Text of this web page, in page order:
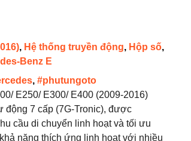
, Hệ thống truyền động, Hộp số,
Benz E
, #phutungoto
E250/ E300/ E400 (2009-2016)
động 7 cấp (7G-Tronic), được
cầu di chuyển linh hoạt và tối ưu
năng thích ứng linh hoạt với nhiều